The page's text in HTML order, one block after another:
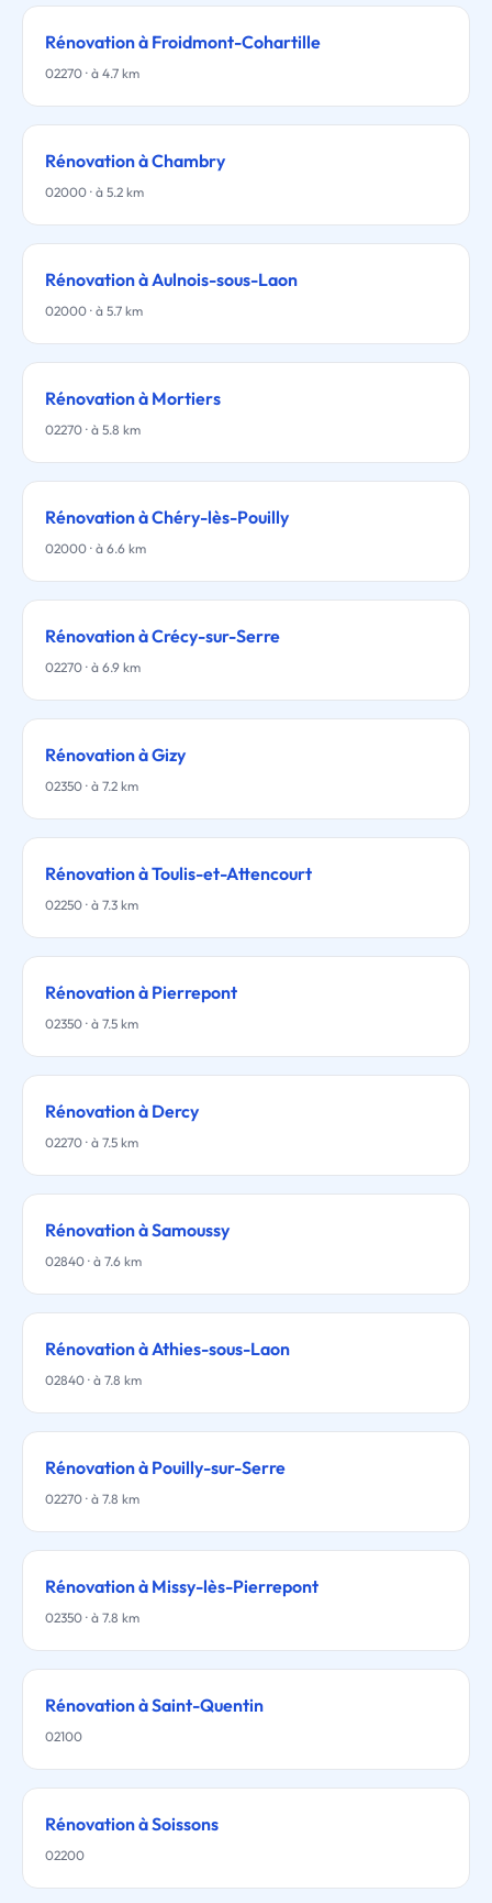
Rénovation à Froidmont-Cohartille
02270 · à 4.7 km
Rénovation à Chambry
02000 · à 5.2 km
Rénovation à Aulnois-sous-Laon
02000 · à 5.7 km
Rénovation à Mortiers
02270 · à 5.8 km
Rénovation à Chéry-lès-Pouilly
02000 · à 6.6 km
Rénovation à Crécy-sur-Serre
02270 · à 6.9 km
Rénovation à Gizy
02350 · à 7.2 km
Rénovation à Toulis-et-Attencourt
02250 · à 7.3 km
Rénovation à Pierrepont
02350 · à 7.5 km
Rénovation à Dercy
02270 · à 7.5 km
Rénovation à Samoussy
02840 · à 7.6 km
Rénovation à Athies-sous-Laon
02840 · à 7.8 km
Rénovation à Pouilly-sur-Serre
02270 · à 7.8 km
Rénovation à Missy-lès-Pierrepont
02350 · à 7.8 km
Rénovation à Saint-Quentin
02100
Rénovation à Soissons
02200